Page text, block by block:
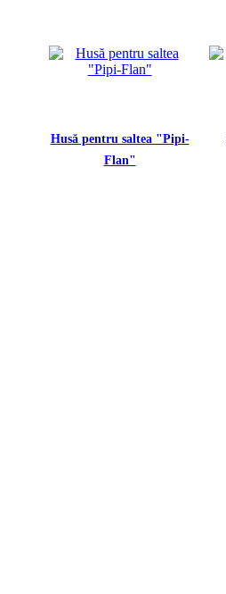
Husă pentru saltea "Pipi-
Flan"